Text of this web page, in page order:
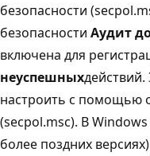
безопасности
безопасности Аудит
включена для
неуспешных
настроить с помощью
(secpol.msc). В
более поздних